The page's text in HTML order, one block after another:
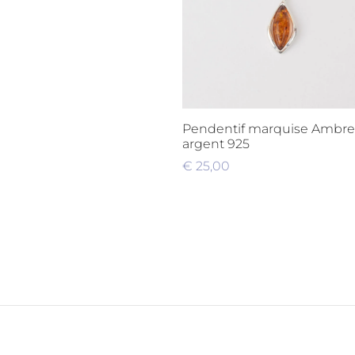
Pendentif marquise
argent 925
€ 25,00